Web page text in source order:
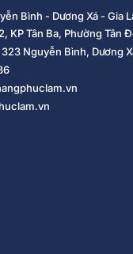
Bình - Dương Xá - Gia
KP Tân Ba, Phường Tân
Nguyễn Bình, Dương